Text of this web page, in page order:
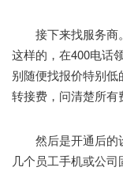
接下来找服务商
这样的，在400电话
别随便找报价特别低
转接费，问清楚所有
然后是开通后的
几个员工手机或公